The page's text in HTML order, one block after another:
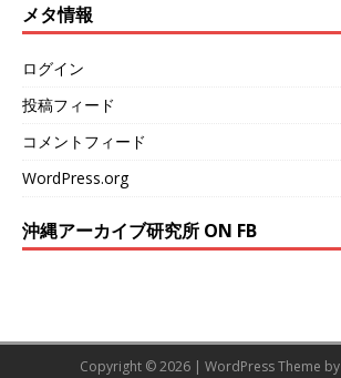
メタ情報
ログイン
投稿フィード
コメントフィード
WordPress.org
沖縄アーカイブ研究所 ON FB
Copyright © 2026 | WordPress Theme by